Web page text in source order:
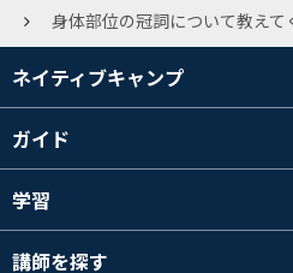
身体部位の冠詞について教えてください。 初めまして。カランstage1のビギナーです。身体部位の冠詞は基本theと習っていましたがカランstage1のlesson7ではa leg
ネイティブキャンプ
ガイド
学習
講師を探す